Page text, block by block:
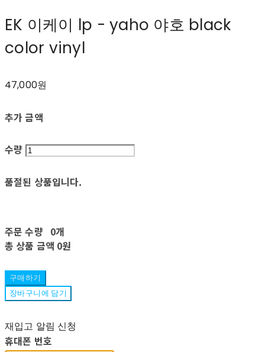
EK 이케이 lp - yaho 야호 black
color vinyl
47,000원
추가 금액
수량
품절된 상품입니다.
주문 수량 0개
총 상품 금액 0원
구매하기
장바구니에 담기
재입고 알림 신청
휴대폰 번호